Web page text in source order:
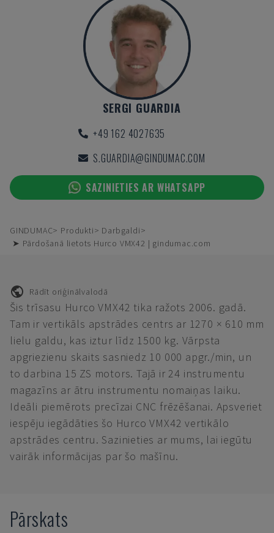
SERGI GUARDIA
+49 162 4027635
S.GUARDIA@GINDUMAC.COM
SAZINIETIES AR WHATSAPP
GINDUMAC Produkti
Darbgaldi
➤ Pārdošanā lietots Hurco VMX42 | gindumac.com
Rādīt oriģinālvalodā
Šis trīsasu Hurco VMX42 tika ražots 2006. gadā.
Tam ir vertikāls apstrādes centrs ar 1270 × 610 mm
lielu galdu, kas iztur līdz 1500 kg. Vārpsta
apgriezienu skaits sasniedz 10 000 apgr./min, un
to darbina 15 ZS motors. Tajā ir 24 instrumentu
magazīns ar ātru instrumentu nomaiņas laiku.
Ideāli piemērots precīzai CNC frēzēšanai. Apsveriet
iespēju iegādāties šo Hurco VMX42 vertikālo
apstrādes centru. Sazinieties ar mums, lai iegūtu
vairāk informācijas par šo mašīnu.
Pārskats